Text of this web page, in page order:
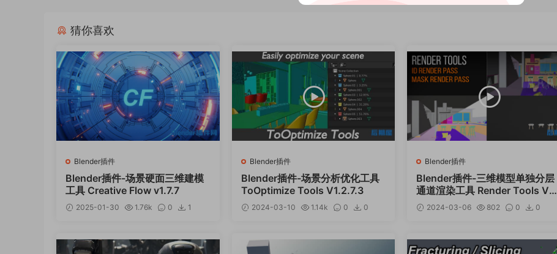
猜你喜欢
Blender插件
Blender插件-场景硬面三维建模
工具 Creative Flow v1.7.7
2025-01-30 1.76k 0
1
Blender插件
Blender插件-场景分析优化工具
ToOptimize Tools V1.2.7.3
2024-03-10 1.14k 0
0
Blender插件
Blender插件-三维模型单独分层
通道渲染工具 Render Tools V1.
5 2024-03-06 802 0
0